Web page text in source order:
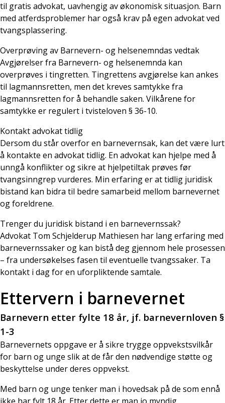
til gratis advokat, uavhengig av økonomisk situasjon. Barn
med atferdsproblemer har også krav på egen advokat ved
tvangsplassering.
Overprøving av Barnevern- og helsenemndas vedtak
Avgjørelser fra Barnevern- og helsenemnda kan
overprøves i tingretten. Tingrettens avgjørelse kan ankes
til lagmannsretten, men det kreves samtykke fra
lagmannsretten for å behandle saken. Vilkårene for
samtykke er regulert i tvisteloven § 36-10.
Kontakt advokat tidlig
Dersom du står overfor en barnevernsak, kan det være lurt
å kontakte en advokat tidlig. En advokat kan hjelpe med å
unngå konflikter og sikre at hjelpetiltak prøves før
tvangsinngrep vurderes. Min erfaring er at tidlig juridisk
bistand kan bidra til bedre samarbeid mellom barnevernet
og foreldrene.
Trenger du juridisk bistand i en barnevernssak?
Advokat Tom Schjelderup Mathiesen har lang erfaring med
barnevernssaker og kan bistå deg gjennom hele prosessen
– fra undersøkelses fasen til eventuelle tvangssaker. Ta
kontakt i dag for en uforpliktende samtale.
Ettervern i barnevernet
Barnevern etter fylte 18 år, jf. barnevernloven §
1-3
Barnevernets oppgave er å sikre trygge oppvekstsvilkår
for barn og unge slik at de får den nødvendige støtte og
beskyttelse under deres oppvekst.
Med barn og unge tenker man i hovedsak på de som ennå